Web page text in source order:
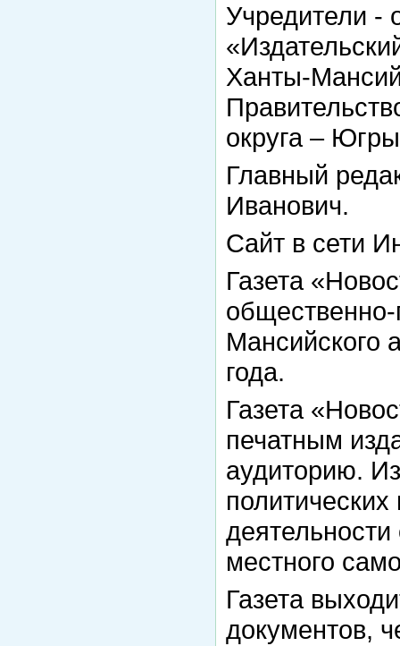
Учредители -
Ханты-
округа –
Главный
Иванович.
Сайт в сети
Газета
Мансийского
года.
Газета
печатным
аудиторию.
деятельности
местного
Газета
документов,